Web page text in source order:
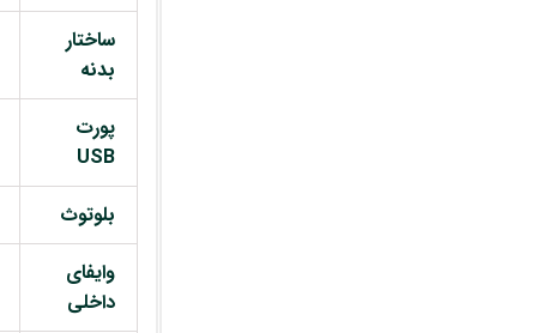
ساختار
بدنه
پورت
USB
بلوتوث
وایفای
داخلی